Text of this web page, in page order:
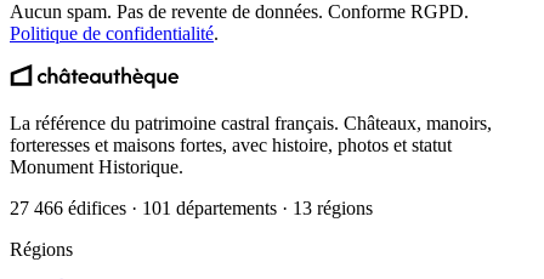
Aucun spam. Pas de revente de données. Conforme RGPD.
Politique de confidentialité.
La référence du patrimoine castral français. Châteaux, manoirs,
forteresses et maisons fortes, avec histoire, photos et statut
Monument Historique.
27 466 édifices · 101 départements · 13 régions
Régions